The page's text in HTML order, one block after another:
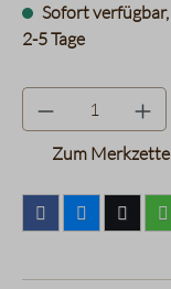
Sofort
2-5 Tage
Zum